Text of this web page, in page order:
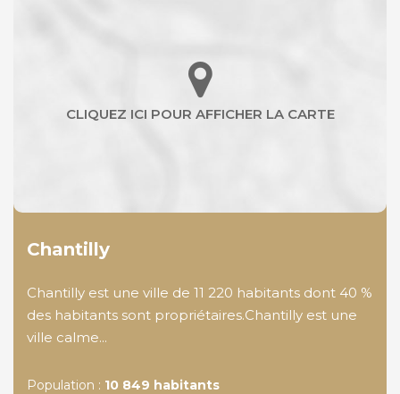
Chantilly
Chantilly est une ville de 11 220 habitants dont 40 %
des habitants sont propriétaires.Chantilly est une
ville calme...
Population : 10 849 habitants